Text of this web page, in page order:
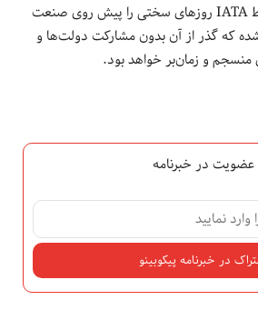
داده‌های منتشر شده توسط IATA روزهای سختی را پیش روی صنعت
که گذر از آن بدون مشارکت دولت‌ها و
منسجم و زمان‌بر خواهد بود.
عضویت در خبرنامه